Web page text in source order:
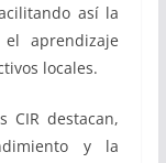
así la
aprendizaje
locales.
CIR destacan,
y la